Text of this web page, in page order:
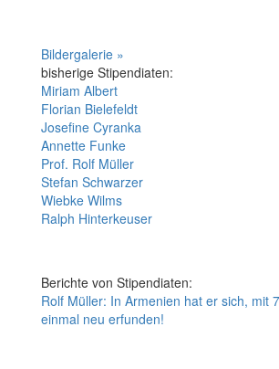
Bildergalerie »
bisherige Stipendiaten:
Miriam Albert
Florian Bielefeldt
Josefine Cyranka
Annette Funke
Prof. Rolf Müller
Stefan Schwarzer
Wiebke Wilms
Ralph Hinterkeuser
Berichte von Stipendiaten:
Rolf Müller: In Armenien hat er sich, mit
einmal neu erfunden!